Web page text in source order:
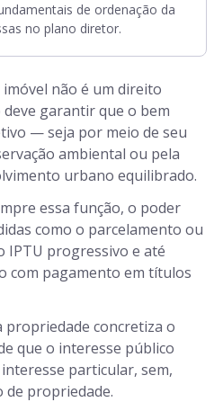
de ordenação da
no plano diretor.
não é um direito
garantir que o bem
— seja por meio de seu
ambiental ou pela
urbano equilibrado.
essa função, o poder
como o parcelamento ou
IPTU progressivo e até
com pagamento em títulos
propriedade concretiza o
que o interesse público
particular, sem,
propriedade.